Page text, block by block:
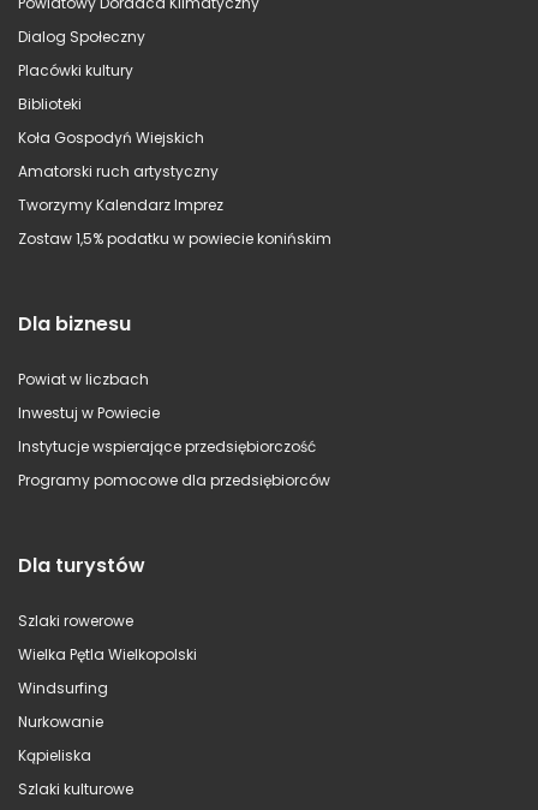
Dialog Społeczny
Placówki kultury
Biblioteki
Koła Gospodyń Wiejskich
Amatorski ruch artystyczny
Tworzymy Kalendarz Imprez
Zostaw 1,5% podatku w powiecie konińskim
Dla biznesu
Powiat w liczbach
Inwestuj w Powiecie
Instytucje wspierające przedsiębiorczość
Programy pomocowe dla przedsiębiorców
Dla turystów
Szlaki rowerowe
Wielka Pętla Wielkopolski
Windsurfing
Nurkowanie
Kąpieliska
Szlaki kulturowe